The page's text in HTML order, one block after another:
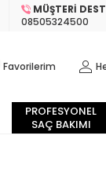
MÜŞTERI
08505324500
Favorilerim
PROFESYONEL
SAÇ BAKIMI